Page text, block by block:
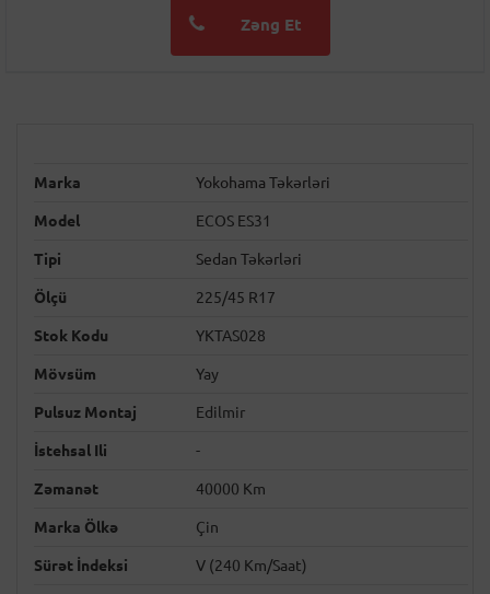
Zəng Et
Marka Yokohama Təkərləri
Model ECOS ES31
Tipi Sedan Təkərləri
Ölçü 225/45 R17
Stok Kodu YKTAS028
Mövsüm Yay
Pulsuz Montaj Edilmir
İstehsal Ili -
Zəmanət 40000 Km
Marka Ölkə Çin
Sürət İndeksi V (240 Km/saat)